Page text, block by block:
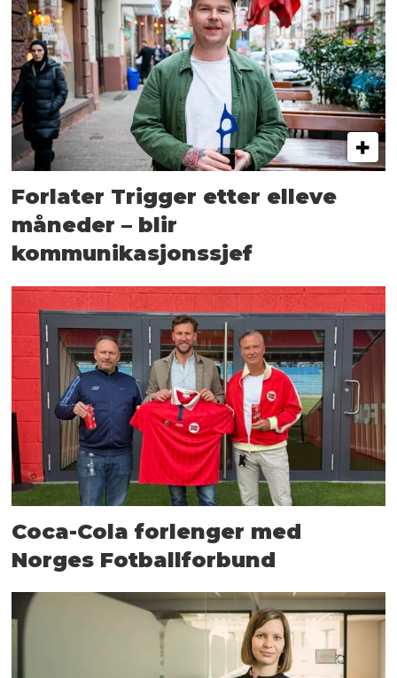
Forlater Trigger etter elleve
måneder – blir
kommunikasjonssjef
Coca-Cola forlenger med
Norges Fotballforbund